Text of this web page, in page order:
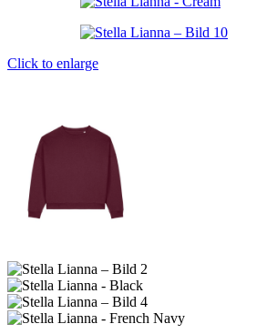
Click to enlarge